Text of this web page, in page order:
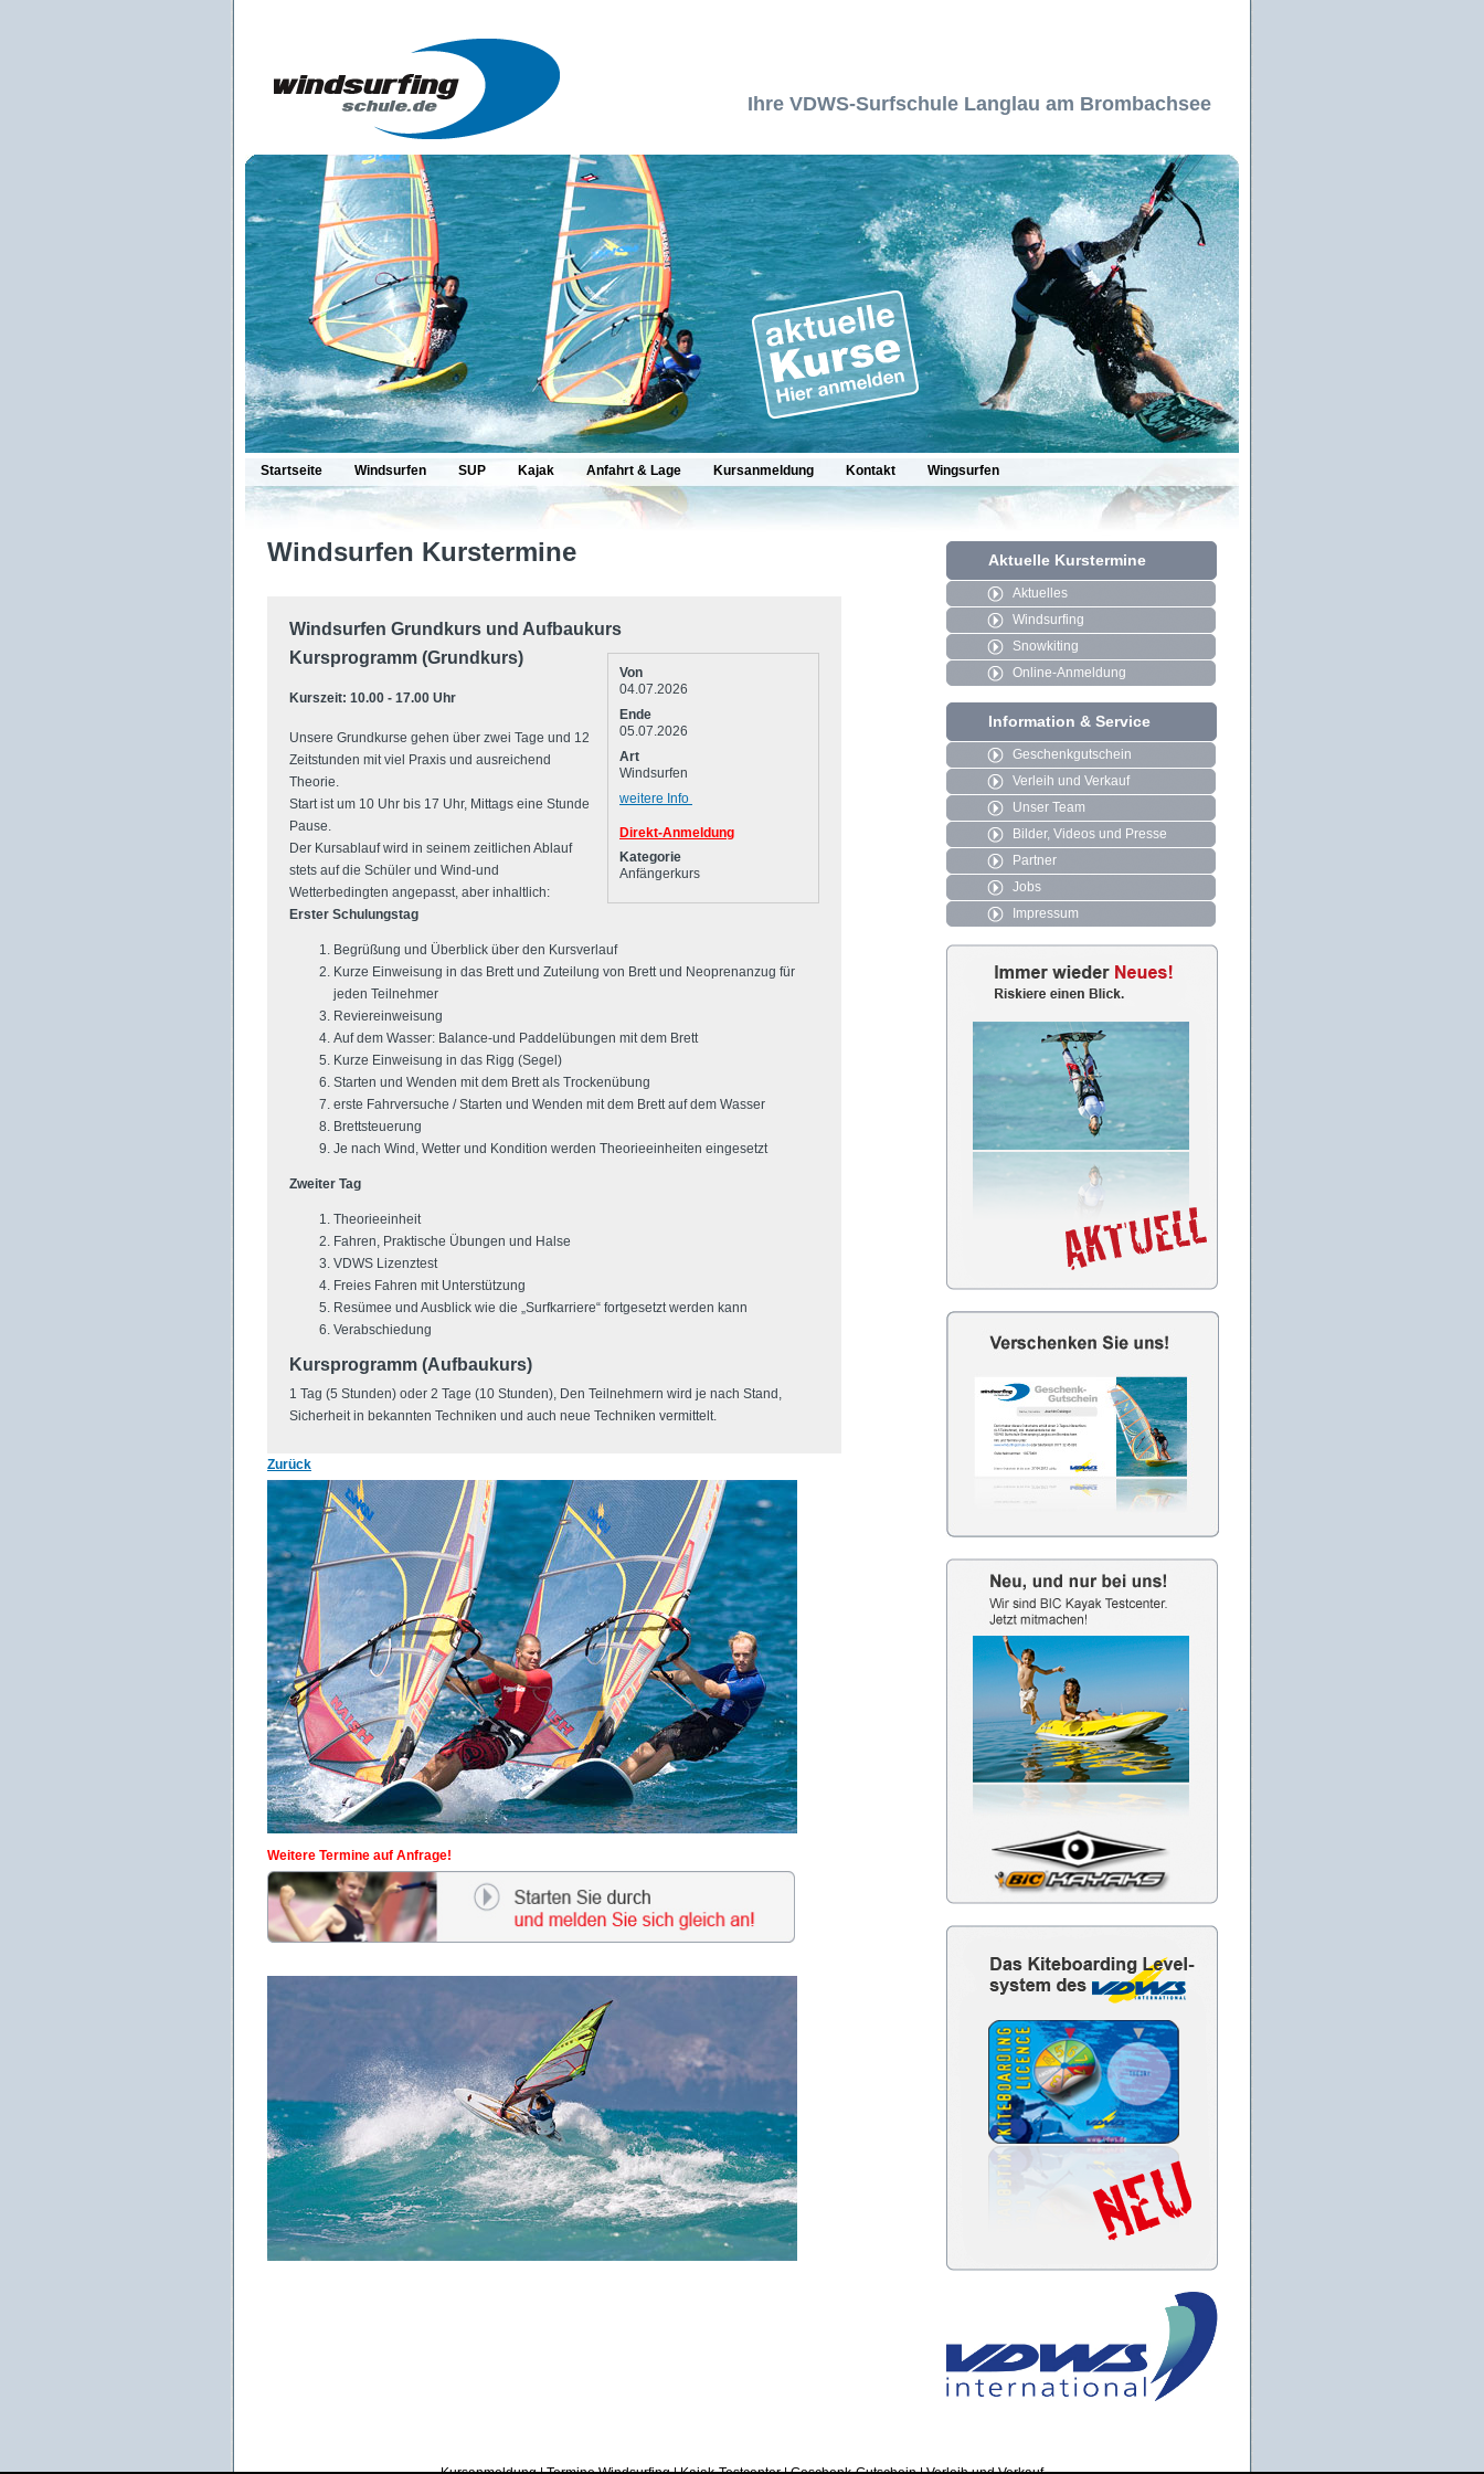
Ihre VDWS-Surfschule Langlau am Brombachsee
Startseite Windsurfen SUP Kajak Anfahrt & Lage Kursanmeldung Kontakt Wingsurfen
Windsurfen Kurstermine
Windsurfen Grundkurs und Aufbaukurs
Von
04.07.2026
Ende
05.07.2026
Art
Windsurfen
weitere Info
Direkt-Anmeldung
Kategorie
Anfängerkurs
Kursprogramm (Grundkurs)
Kurszeit: 10.00 - 17.00 Uhr
Unsere Grundkurse gehen über zwei Tage und 12
Zeitstunden mit viel Praxis und ausreichend
Theorie.
Start ist um 10 Uhr bis 17 Uhr, Mittags eine Stunde
Pause.
Der Kursablauf wird in seinem zeitlichen Ablauf
stets auf die Schüler und Wind-und
Wetterbedingten angepasst, aber inhaltlich:
Erster Schulungstag
Begrüßung und Überblick über den Kursverlauf
Kurze Einweisung in das Brett und Zuteilung von Brett und Neoprenanzug für
jeden Teilnehmer
Reviereinweisung
Auf dem Wasser: Balance-und Paddelübungen mit dem Brett
Kurze Einweisung in das Rigg (Segel)
Starten und Wenden mit dem Brett als Trockenübung
erste Fahrversuche / Starten und Wenden mit dem Brett auf dem Wasser
Brettsteuerung
Je nach Wind, Wetter und Kondition werden Theorieeinheiten eingesetzt
Zweiter Tag
Theorieeinheit
Fahren, Praktische Übungen und Halse
VDWS Lizenztest
Freies Fahren mit Unterstützung
Resümee und Ausblick wie die „Surfkarriere“ fortgesetzt werden kann
Verabschiedung
Kursprogramm (Aufbaukurs)
1 Tag (5 Stunden) oder 2 Tage (10 Stunden), Den Teilnehmern wird je nach Stand,
Sicherheit in bekannten Techniken und auch neue Techniken vermittelt.
Zurück
Weitere Termine auf Anfrage!
Aktuelle Kurstermine
Aktuelles
Windsurfing
Snowkiting
Online-Anmeldung
Information & Service
Geschenkgutschein
Verleih und Verkauf
Unser Team
Bilder, Videos und Presse
Partner
Jobs
Impressum